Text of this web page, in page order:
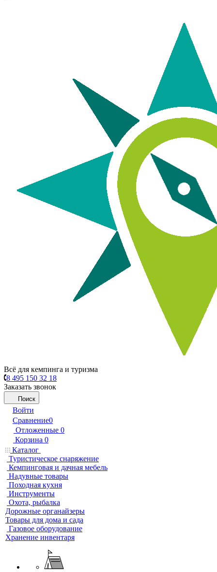
Всё для кемпинга и туризма
8 495 150 32 18
Заказать звонок
Поиск
Войти
Сравнение0
Отложенные 0
Корзина 0
Каталог
Туристическое снаряжение
Кемпинговая и дачная мебель
Надувные товары
Походная кухня
Инструменты
Охота, рыбалка
Дорожные органайзеры
Товары для дома и сада
Газовое оборудование
Хранение инвентаря